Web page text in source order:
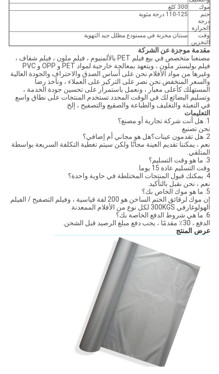
موك
300 كلغ
ختم
درجة
الحرارة
110-125 درجة مئوية
وقت
التخزين
سنتان مخزنة في مستودع مظلل جيد التهوية
مقدمة موجزة عن الشركة
مصنعنا متخصص في بيع فيلم PET بالألمنيوم ، فيلم ملون ، فيلم شفاف ،
فيلم بوليستر ملون ، ويتعهد بمعالجة خارجية لمواد PET و OPP و PVC
وغيرها من مواد الأفلام.نحن على أساس الصدق والاحتراف والجودة العالية
والسعر المنخفض.نحن نصر على التركيز على العملاء ، ونأخذ رضا
المستهلك كأعلى معيار ، ونعمل باستمرار على تحسين جودة الخدمة ،
وتسليم البضائع لك في الوقت المحدد.تستخدم المنتجات على نطاق واسع
في التعبئة والتغليف والطباعة والصقيع والتصفيح ، إلخ.
التعليمات
1. هل أنت شركة تجارية أو مصنع؟
نحن تصنيع
2. هل تقدمون عينات؟هل هو مجاني أم إضافي؟
نعم ، يمكننا تقديم العينة مجانًا ولكن سيتم تغطية التكلفة السريعة بواسطة
المتلقي.
3. ما هو وقت التسليم؟
وقت التسليم عادة 15 يوما.
4. يمكنك قبول المنتجات المختلطة في حاوية واحدة؟
نعم ، نحن نقبل بالتأكيد.
5. ما هو موك الخاص بك؟
إن موك لرقائق الختم الساخن هو 200 لفة قياسية ، وفيلم التصفيح / الفيلم
الهولوغارفي 300KGS لكل نوع من الأفلام الممعدنة.
6. ما هي شروط الدفع الخاصة بك؟
الدفع ، 30٪ مقدمًا ، يجب دفع مبلغ الرصيد قبل الشحن.
عرض المنتج